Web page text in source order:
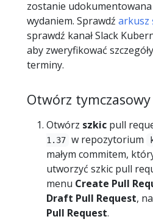
zostanie udokumentowana
wydaniem. Sprawdź arkusz
sprawdź kanał Slack
aby zweryfikować
terminy.
Otwórz tymczasowy
Otwórz szkic pull
1.37 w repozytorium
małym commitem,
utworzyć szkic pull
menu Create Pull
Draft Pull Request,
Pull Request.